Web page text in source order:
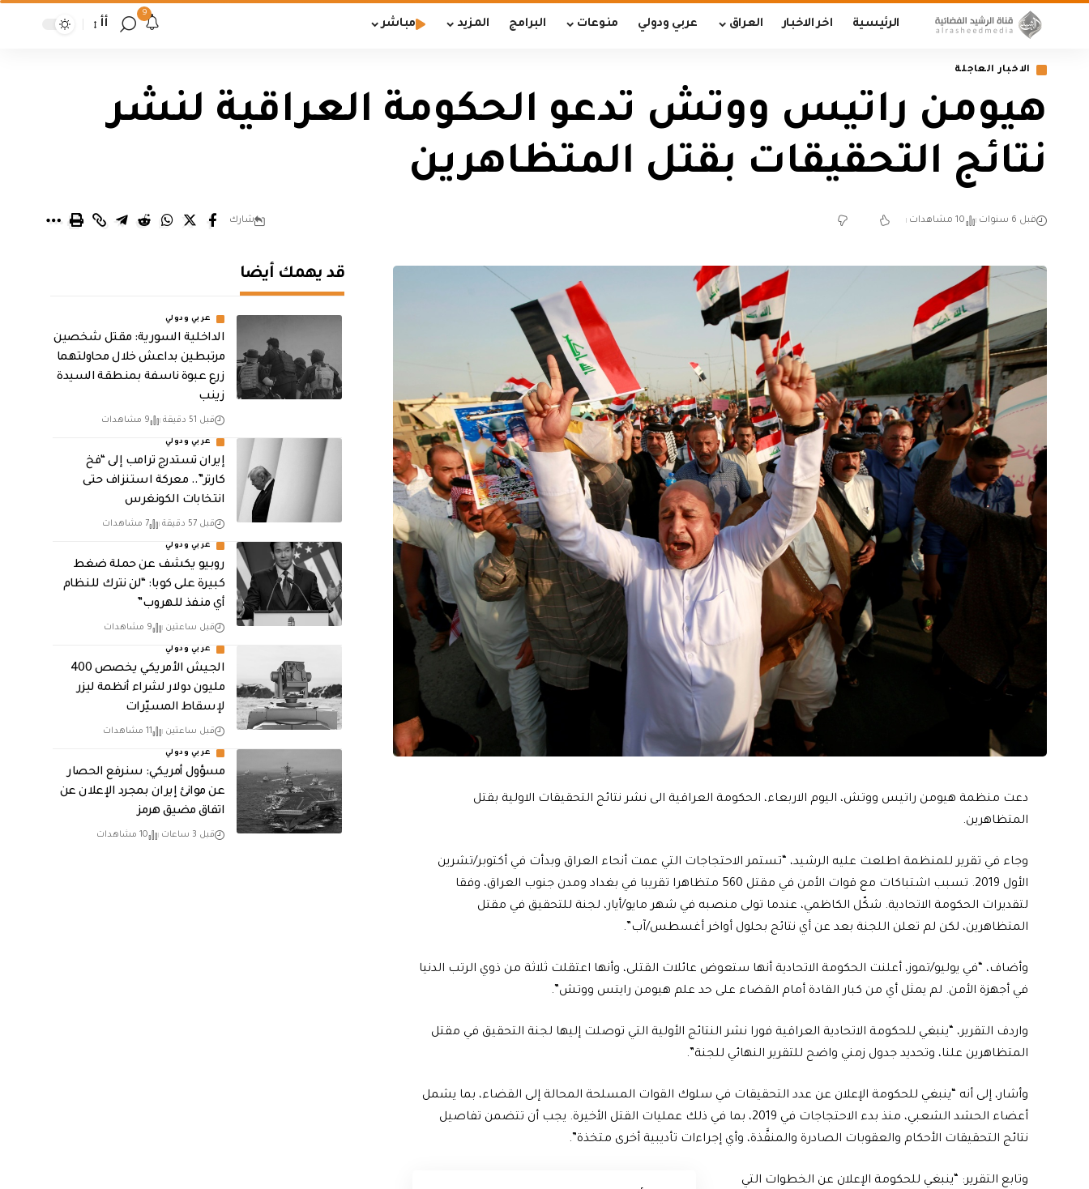
الرئيسية اخر الاخبار العراق عربي ودولي منوعات البرامج المزيد مباشر
9
أأ
الاخبار العاجلة
هيومن راتيس ووتش تدعو الحكومة العراقية لنشر
نتائج التحقيقات بقتل المتظاهرين
قبل 6 سنوات 10 مشاهدات شارك
دعت منظمة هيومن راتيس ووتش، اليوم الاربعاء، الحكومة العراقية الى نشر نتائج التحقيقات الاولية بقتل
المتظاهرين.
وجاء في تقرير للمنظمة اطلعت عليه الرشيد، “تستمر الاحتجاجات التي عمت أنحاء العراق وبدأت في أكتوبر/تشرين
الأول 2019. تسبب اشتباكات مع قوات الأمن في مقتل 560 متظاهرا تقريبا في بغداد ومدن جنوب العراق، وفقا
لتقديرات الحكومة الاتحادية. شكّل الكاظمي، عندما تولى منصبه في شهر مايو/أيار، لجنة للتحقيق في مقتل
المتظاهرين، لكن لم تعلن اللجنة بعد عن أي نتائج بحلول أواخر أغسطس/آب”.
وأضاف، “في يوليو/تموز، أعلنت الحكومة الاتحادية أنها ستعوض عائلات القتلى، وأنها اعتقلت ثلاثة من ذوي الرتب الدنيا
في أجهزة الأمن. لم يمثل أي من كبار القادة أمام القضاء على حد علم هيومن رايتس ووتش”.
واردف التقرير، “ينبغي للحكومة الاتحادية العراقية فورا نشر النتائج الأولية التي توصلت إليها لجنة التحقيق في مقتل
المتظاهرين علنا، وتحديد جدول زمني واضح للتقرير النهائي للجنة”.
وأشار، إلى أنه “ينبغي للحكومة الإعلان عن عدد التحقيقات في سلوك القوات المسلحة المحالة إلى القضاء، بما يشمل
أعضاء الحشد الشعبي، منذ بدء الاحتجاجات في 2019، بما في ذلك عمليات القتل الأخيرة. يجب أن تتضمن تفاصيل
نتائج التحقيقات الأحكام والعقوبات الصادرة والمنفَّذة، وأي إجراءات تأديبية أخرى متخذة”.
وتابع التقرير: “ينبغي للحكومة الإعلان عن الخطوات التي
قد يهمك أيضا
عربي ودولي
الداخلية السورية: مقتل شخصين
مرتبطين بداعش خلال محاولتهما
زرع عبوة ناسفة بمنطقة السيدة
زينب
قبل 51 دقيقة 9 مشاهدات
عربي ودولي
إيران تستدرج ترامب إلى “فخ
كارتر”.. معركة استنزاف حتى
انتخابات الكونغرس
قبل 57 دقيقة 7 مشاهدات
عربي ودولي
روبيو يكشف عن حملة ضغط
كبيرة على كوبا: “لن نترك للنظام
أي منفذ للهروب”
قبل ساعتين 9 مشاهدات
عربي ودولي
الجيش الأمريكي يخصص 400
مليون دولار لشراء أنظمة ليزر
لإسقاط المسيّرات
قبل ساعتين 11 مشاهدات
عربي ودولي
مسؤول أمريكي: سنرفع الحصار
عن موانئ إيران بمجرد الإعلان عن
اتفاق مضيق هرمز
قبل 3 ساعات 10 مشاهدات